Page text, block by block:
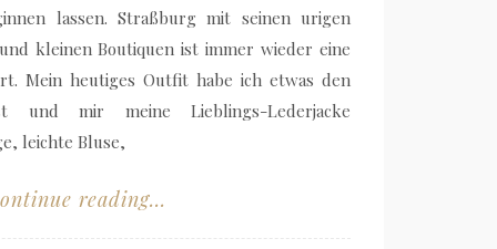
lassen. Straßburg mit seinen urigen
kleinen Boutiquen ist immer wieder eine
Mein heutiges Outfit habe ich etwas den
und mir meine Lieblings-Lederjacke
leichte Bluse,
reading...